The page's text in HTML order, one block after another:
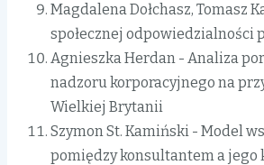
Magdalena Dołchasz, Tomasz
społecznej odpowiedzialności
Agnieszka Herdan - Analiza
nadzoru korporacyjnego na
Wielkiej Brytanii
Szymon St. Kamiński - Model
pomiędzy konsultantem a jego